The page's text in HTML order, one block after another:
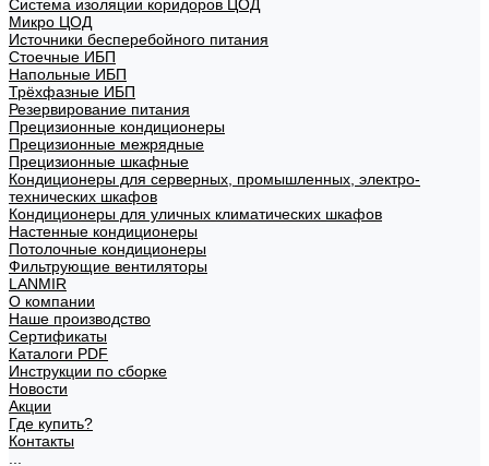
Система изоляции коридоров ЦОД
Микро ЦОД
Источники бесперебойного питания
Стоечные ИБП
Напольные ИБП
Трёхфазные ИБП
Резервирование питания
Прецизионные кондиционеры
Прецизионные межрядные
Прецизионные шкафные
Кондиционеры для серверных, промышленных, электро-
технических шкафов
Кондиционеры для уличных климатических шкафов
Настенные кондиционеры
Потолочные кондиционеры
Фильтрующие вентиляторы
LANMIR
О компании
Наше производство
Сертификаты
Каталоги PDF
Инструкции по сборке
Новости
Акции
Где купить?
Контакты